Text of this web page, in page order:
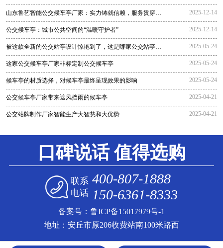
山东鲁艺智能公交候车亭厂家：实力铸就信赖，服务贯穿全
程
2025-12-14
公交候车亭：城市公共空间的“温暖守护者” 2025-12-14
被这款全新的公交站亭设计惊艳到了，这是哪家公交站亭生
产厂家生
2025-05-24
这家公交候车亭厂家非标定制公交候车亭 2025-05-24
候车亭的材质选择，对候车亭最终呈现效果的影响 2025-05-24
公交候车亭厂家带来遮风挡雨的候车亭 2025-04-21
公交站牌制作厂家智能生产大智慧和大优势 2025-04-21
口碑说话 值得选购
联系
电话
400-807-1888
150-6361-8333
备案号： 鲁ICP备15017979号-1
地址：安丘市原206收费站南100米路西